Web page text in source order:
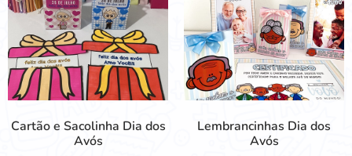
Cartão e Sacolinha Dia dos
Avós
Lembrancinhas Dia dos
Avós